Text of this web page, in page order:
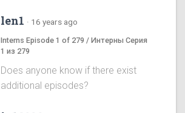
len1 · 16 years ago
Interns Episode 1 of 279 / Интерны Серия
1 из 279
Does anyone know if there exist
additional episodes?